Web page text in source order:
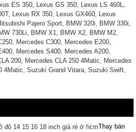
ES 350, Lexus GS 350, Lexus LS 460L,
Lexus RX 350, Lexus GX460, Lexus
Pajero Sport, BMW 320i, BMW 330i,
730Li, BMW X1, BMW X2, BMW M2,
Mercedes C300, Mercedes E200,
Mercedes S400, Mercedes A200,
200, Mercedes CLA 250 4Matic, Mercedes
4Matic, Suzuki Grand Vitara, Suzuki Swift,
Thay bán